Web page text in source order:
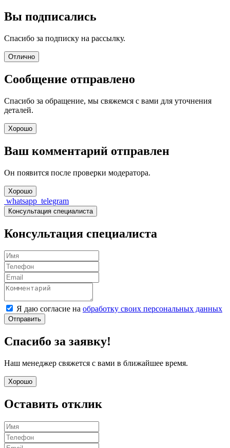
Вы подписались
Спасибо за подписку на рассылку.
Отлично
Сообщение отправлено
Спасибо за обращение, мы свяжемся с вами для уточнения
деталей.
Хорошо
Ваш комментарий отправлен
Он появится после проверки модератора.
Хорошо
whatsapp telegram
Консультация специалиста
Консультация специалиста
Я даю согласие на обработку своих персональных данных
Отправить
Спасибо за заявку!
Наш менеджер свяжется с вами в ближайшее время.
Хорошо
Оставить отклик